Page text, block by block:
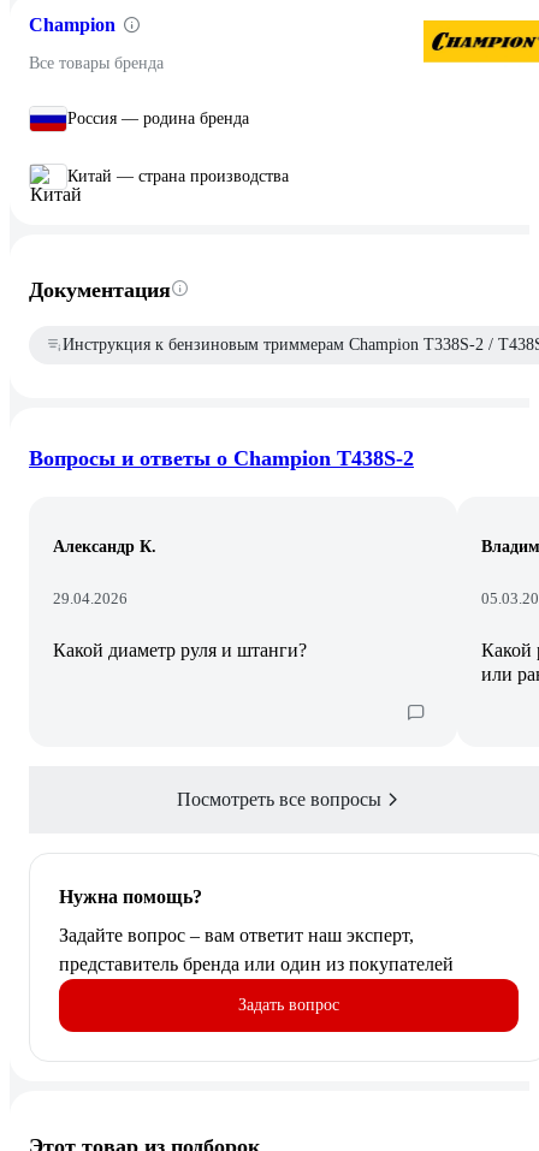
Champion
Все товары бренда
Россия — родина бренда
Китай — страна производства
Документация
Инструкция к бензиновым триммерам Champion T338S-2 /
Вопросы и ответы о Champion T438S-2
Александр К.
29.04.2026
Какой диаметр руля и штанги?
Какой
или
Посмотреть все вопросы
Нужна помощь?
Задайте вопрос – вам ответит наш эксперт,
представитель бренда или один из покупателей
Задать вопрос